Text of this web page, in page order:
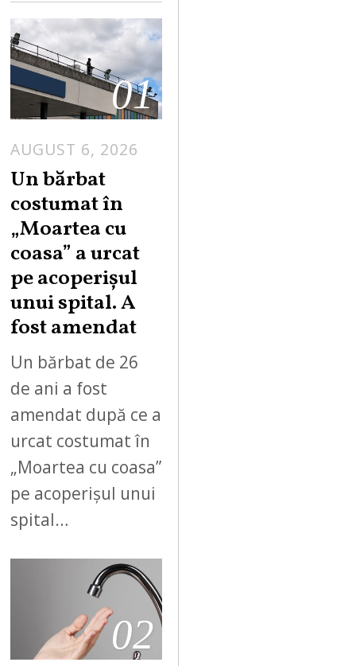
01
AUGUST 6, 2026
Un bărbat
costumat în
„Moartea cu
coasa” a urcat
pe acoperișul
unui spital. A
fost amendat
Un bărbat de 26
de ani a fost
amendat după ce a
urcat costumat în
„Moartea cu coasa”
pe acoperișul unui
spital…
02